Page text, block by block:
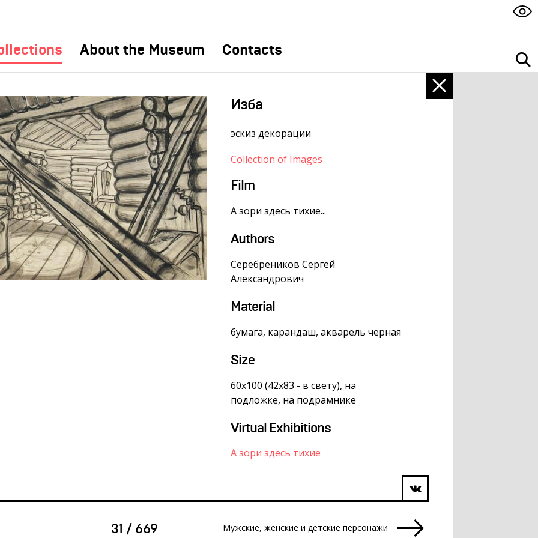
About the Museum Contacts
Изба
эскиз декорации
Collection of Images
Film
А зори здесь тихие...
Authors
Серебреников Сергей
Александрович
Material
бумага, карандаш, акварель черная
Size
60х100 (42х83 - в свету), на
подложке, на подрамнике
Virtual Exhibitions
А зори здесь тихие
31 / 669 Мужские, женские и детские персонажи